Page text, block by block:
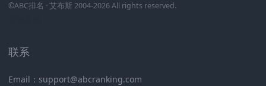
©ABC排名 · 艾布斯 2004-2026 All rights reserved.
联系
Email：support@abcranking.com